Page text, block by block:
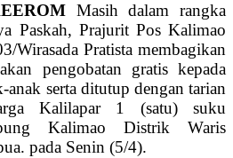
Masih dalam rangka
Paskah, Prajurit Pos Kalimao
Wirasada Pratista membagikan
pengobatan gratis kepada
anak serta ditutup dengan tarian
Kalilapar 1 (satu) suku
Kalimao Distrik Waris
pada Senin (5/4).